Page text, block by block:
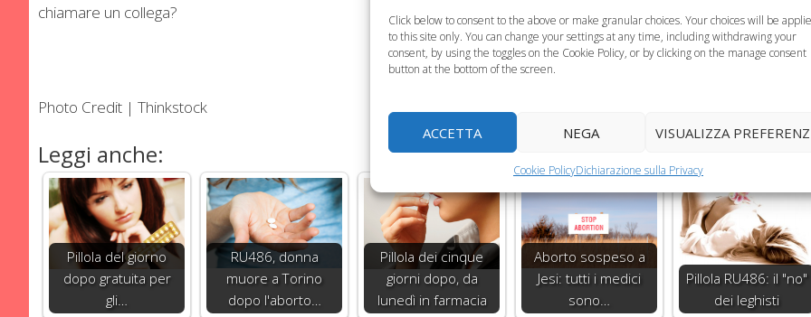
Click below to consent to the above or make granular choices. Your choices will be
to this site only. You can change your settings at any time, including withdrawing your
consent, by using the toggles on the Cookie Policy, or by clicking on the manage consent
button at the bottom of the screen.
ACCETTA NEGA VISUALIZZA
Cookie PolicyDichiarazione sulla Privacy
chiamare un collega?
Photo Credit | Thinkstock
Leggi anche:
Pillola del giorno
dopo gratuita per
gli…
RU486, donna
muore a Torino
dopo l'aborto…
Pillola dei cinque
giorni dopo, da
lunedì in farmacia
Aborto sospeso a
Jesi: tutti i medici
sono…
Pillola RU486: il "no"
dei leghisti